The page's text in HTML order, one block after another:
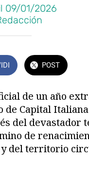
09/01/2026
POST
de un año
Capital
del devastador
de
del territorio